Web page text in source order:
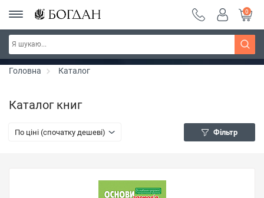
Серія "Вандербікери" ~ знижка 25%
0
Головна Каталог
Каталог книг
По ціні (спочатку дешеві) Фільтр